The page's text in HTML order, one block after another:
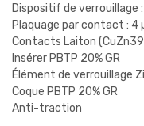
Dispositif de verrouillage
Plaquage par contact : 4
Contacts Laiton
Insérer PBTP 20% GR
Élément de verrouillage
Coque PBTP 20% GR
Anti-traction